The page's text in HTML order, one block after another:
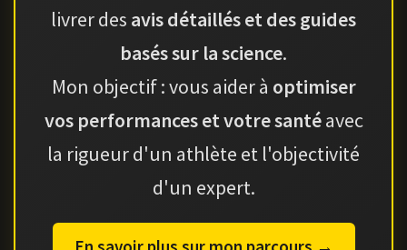
livrer des avis détaillés et des guides
basés sur la science.
Mon objectif : vous aider à optimiser
vos performances et votre santéavec
la rigueur d'un athlète et l'objectivité
d'un expert.